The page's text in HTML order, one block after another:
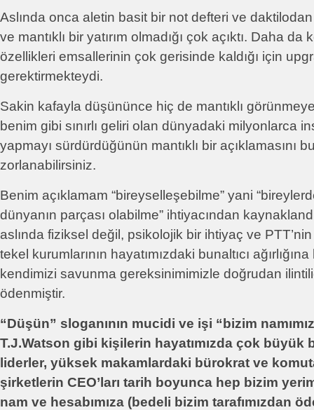
Aslında onca aletin basit bir not defteri ve daktilodan
ve mantıklı bir yatırım olmadığı çok açıktı. Daha da
özellikleri emsallerinin çok gerisinde kaldığı için
gerektirmekteydi.
Sakin kafayla düşününce hiç de mantıklı
benim gibi sınırlı geliri olan dünyadaki milyonlarca
yapmayı sürdürdüğünün mantıklı bir açıklamasını
zorlanabilirsiniz.
Benim açıklamam “bireyselleşebilme” yani
dünyanın parçası olabilme” ihtiyacından
aslında fiziksel değil, psikolojik bir ihtiyaç ve
tekel kurumlarının hayatımızdaki bunaltıcı
kendimizi savunma gereksinimimizle doğrudan
ödenmiştir.
“Düşün” sloganının mucidi ve işi “bizim
T.J.Watson gibi kişilerin hayatımızda çok büyük
liderler, yüksek makamlardaki bürokrat ve
şirketlerin CEO’ları tarih boyunca hep bizim
nam ve hesabımıza (bedeli bizim tarafımızdan